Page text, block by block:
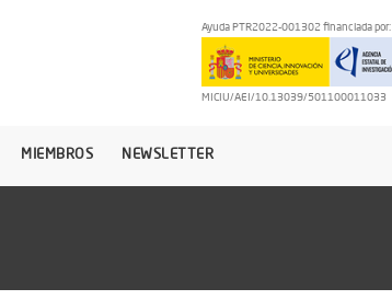
Ayuda PTR2022-001302 financiada por:
MICIU/AEI/10.13039/501100011033
MIEMBROS NEWSLETTER